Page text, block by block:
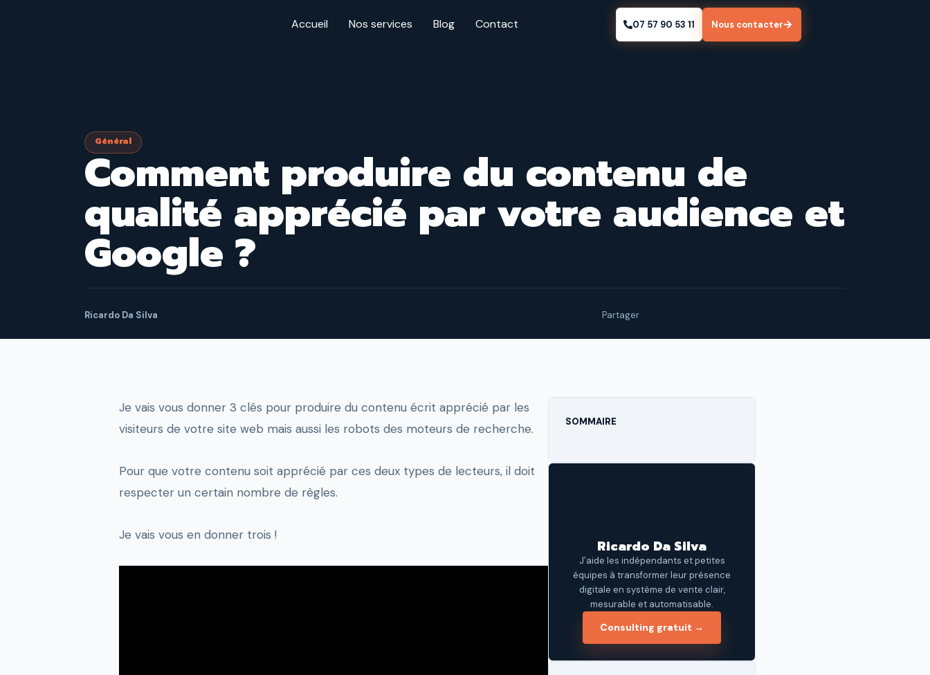
Accueil Nos services Blog Contact 07 57 90 53 11 Nous contacter
Général
Comment produire du contenu de
qualité apprécié par votre audience et
Google ?
Ricardo Da Silva Partager
Je vais vous donner 3 clés pour produire du contenu écrit apprécié par les
visiteurs de votre site web mais aussi les robots des moteurs de recherche.
Pour que votre contenu soit apprécié par ces deux types de lecteurs, il doit
respecter un certain nombre de règles.
Je vais vous en donner trois !
SOMMAIRE
Ricardo Da Silva
J’aide les indépendants et petites
équipes à transformer leur présence
digitale en système de vente clair,
mesurable et automatisable.
Consulting gratuit →